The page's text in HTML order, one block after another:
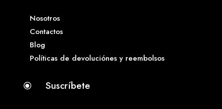
Nosotros
Contactos
Blog
Políticas de devoluciónes y reembolsos
\ Suscríbete